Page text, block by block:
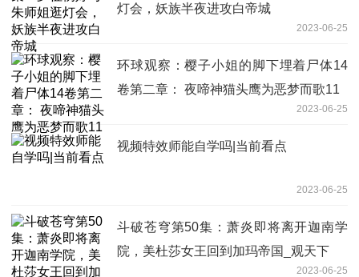
灯会，妖族半夜进攻白帝城
2023-06-25
环球观察：樱子小姐的脚下埋着尸体14
卷第二章： 夜啼神猫头鹰为恶梦而歌11
2023-06-25
视频特效师能自学吗|当前看点
2023-06-25
斗破苍穹第50集：萧炎即将离开迦南学
院，美杜莎女王回到加玛帝国_观天下
2023-06-25